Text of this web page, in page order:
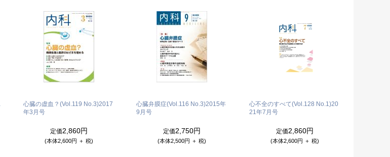
心臓の虚血？(Vol.119 No.3)2017
年3月号
定価2,860円
(本体2,600円 ＋ 税)
心臓弁膜症(Vol.116 No.3)2015年
9月号
定価2,750円
(本体2,500円 ＋ 税)
心不全のすべて(Vol.128 No.1)20
21年7月号
定価2,860円
(本体2,600円 ＋ 税)